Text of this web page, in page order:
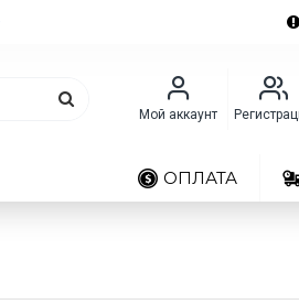
Мой аккаунт
ОПЛАТА